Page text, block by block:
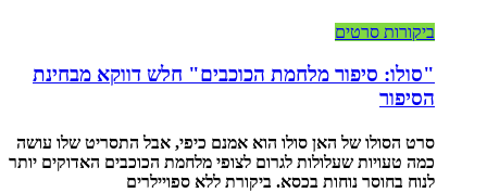
ביקורות סרטים
"סולו: סיפור מלחמת הכוכבים" חלש דווקא מבחינת
הסיפור
סרט הסולו של האן סולו הוא אמנם כיפי, אבל התסריט שלו עושה
כמה טעויות שעלולות לגרום לצופי מלחמת הכוכבים האדוקים יותר
לנוח בחוסר נוחות בכסא. ביקורת ללא ספויילרים